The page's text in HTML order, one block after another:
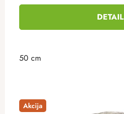
DETAIL
50 cm
Akcija